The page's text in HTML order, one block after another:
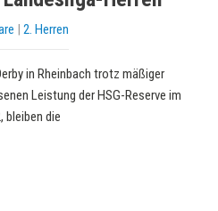
| 2. Herren
in Rheinbach trotz mäßiger
Leistung der HSG-Reserve im
bleiben die